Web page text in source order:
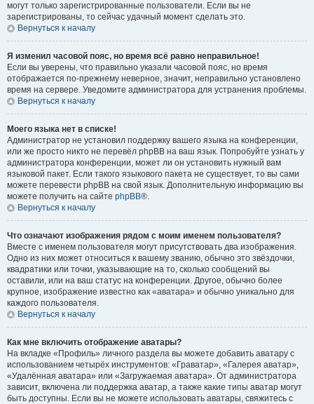
могут только зарегистрированные пользователи. Если вы не
зарегистрированы, то сейчас удачный момент сделать это.
Вернуться к началу
Я изменил часовой пояс, но время всё равно неправильное!
Если вы уверены, что правильно указали часовой пояс, но время
отображается по-прежнему неверное, значит, неправильно установлено
время на сервере. Уведомите администратора для устранения проблемы.
Вернуться к началу
Моего языка нет в списке!
Администратор не установил поддержку вашего языка на конференции,
или же просто никто не перевёл phpBB на ваш язык. Попробуйте узнать у
администратора конференции, может ли он установить нужный вам
языковой пакет. Если такого языкового пакета не существует, то вы сами
можете перевести phpBB на свой язык. Дополнительную информацию вы
можете получить на сайте phpBB®.
Вернуться к началу
Что означают изображения рядом с моим именем пользователя?
Вместе с именем пользователя могут присутствовать два изображения.
Одно из них может относиться к вашему званию, обычно это звёздочки,
квадратики или точки, указывающие на то, сколько сообщений вы
оставили, или на ваш статус на конференции. Другое, обычно более
крупное, изображение известно как «аватара» и обычно уникально для
каждого пользователя.
Вернуться к началу
Как мне включить отображение аватары?
На вкладке «Профиль» личного раздела вы можете добавить аватару с
использованием четырёх инструментов: «Граватар», «Галерея аватар»,
«Удалённая аватара» или «Загружаемая аватара». От администратора
зависит, включена ли поддержка аватар, а также какие типы аватар могут
быть доступны. Если вы не можете использовать аватары, свяжитесь с